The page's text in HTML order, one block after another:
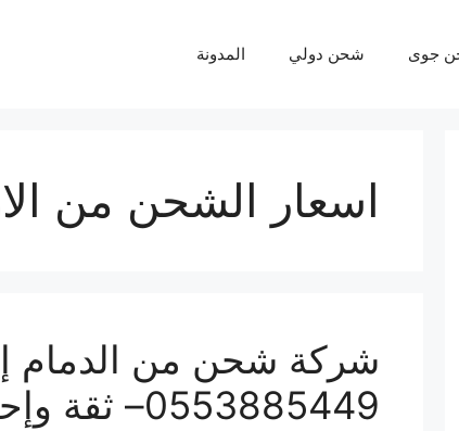
جوى شحن دولي المدونة
اسعار الشحن من
شركة شحن من الدمام
0553885449– ثقة وإحترافية لكل شحنة